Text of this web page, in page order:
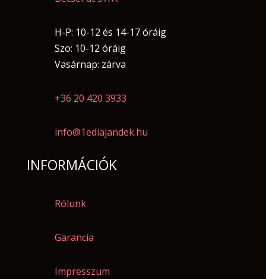
H-P: 10-12 és 14-17 óráig
Szo: 10-12 óráig
Vasárnap: zárva
+36 20 420 3933
info@1ediajandek.hu
INFORMÁCIÓK
Rólunk
Garancia
Impresszum